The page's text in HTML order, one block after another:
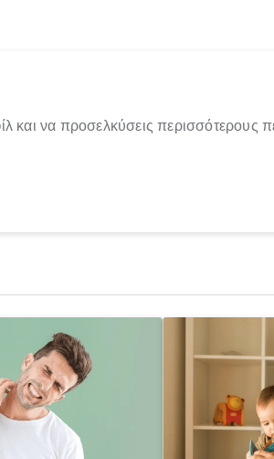
και να προσελκύσεις περισσότερους